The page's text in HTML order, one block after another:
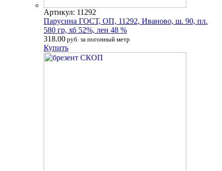
Артикул: 11292
Парусина ГОСТ, ОП, 11292, Иваново, ш. 90, пл.
580 гр, хб 52%, лен 48 %
318.00 руб. за погонный метр
Купить